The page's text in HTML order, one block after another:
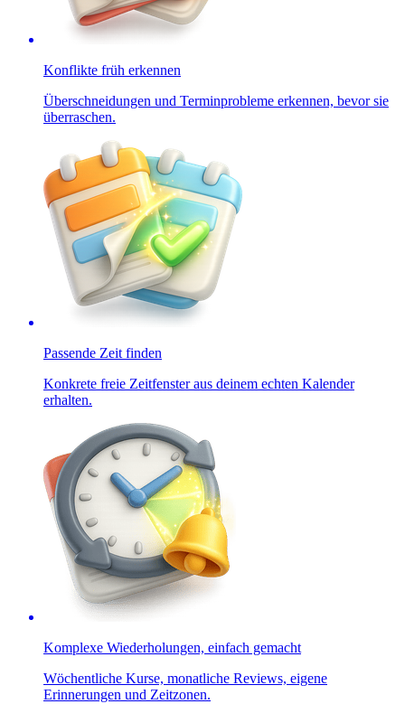
Konflikte früh erkennen
Überschneidungen und Terminprobleme erkennen, bevor sie
überraschen.
Passende Zeit finden
Konkrete freie Zeitfenster aus deinem echten Kalender
erhalten.
Komplexe Wiederholungen, einfach gemacht
Wöchentliche Kurse, monatliche Reviews, eigene
Erinnerungen und Zeitzonen.